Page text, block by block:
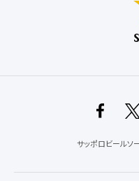
サッポロビールソ